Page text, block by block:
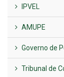
IPVEL
AMUPE
Governo de
Tribunal de